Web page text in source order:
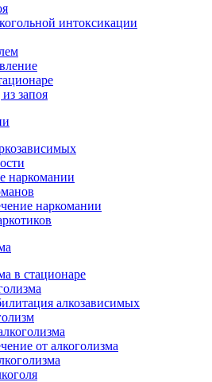
интоксикации
запоя
наркомании
наркомании
в стационаре
алкозависимых
от алкоголизма